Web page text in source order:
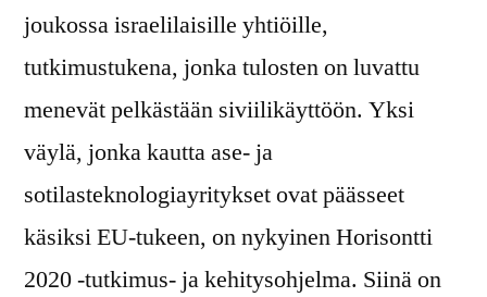
joukossa israelilaisille yhtiöille,
tutkimustukena, jonka tulosten on luvattu
menevät pelkästään siviilikäyttöön. Yksi
väylä, jonka kautta ase- ja
sotilasteknologiayritykset ovat päässeet
käsiksi EU-tukeen, on nykyinen Horisontti
2020 -tutkimus- ja kehitysohjelma. Siinä on